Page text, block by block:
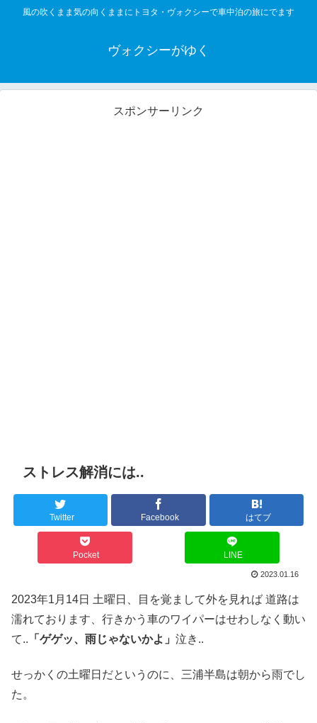
風の吹くまま気の向くままにトヨタ・ヴォクシーで車中泊の旅にでます
ヴォクシーがゆく
スポンサーリンク
ストレス解消には..
Twitter Facebook はてブ
Pocket LINE
2023.01.16
2023年1月14日 土曜日、目を覚まして外を見れば 道路は
濡れております、行きかう車のワイパーはせわしなく動い
て.. 「ゲゲッ、雨じゃないかよ」 泣き..
せっかくの土曜日だというのに、三浦半島は朝から雨でし
た。